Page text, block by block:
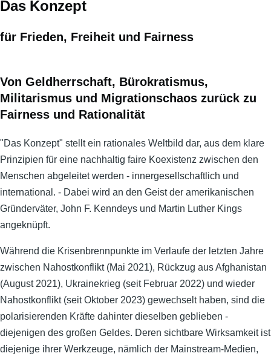
Das Konzept
für Frieden, Freiheit und Fairness
Von Geldherrschaft, Bürokratismus,
Militarismus und Migrationschaos zurück zu
Fairness und Rationalität
"Das Konzept" stellt ein rationales Weltbild dar, aus dem klare
Prinzipien für eine nachhaltig faire Koexistenz zwischen den
Menschen abgeleitet werden - innergesellschaftlich und
international. - Dabei wird an den Geist der amerikanischen
Gründerväter, John F. Kenndeys und Martin Luther Kings
angeknüpft.
Während die Krisenbrennpunkte im Verlaufe der letzten Jahre
zwischen Nahostkonflikt (Mai 2021), Rückzug aus Afghanistan
(August 2021), Ukrainekrieg (seit Februar 2022) und wieder
Nahostkonflikt (seit Oktober 2023) gewechselt haben, sind die
polarisierenden Kräfte dahinter dieselben geblieben -
diejenigen des großen Geldes. Deren sichtbare Wirksamkeit ist
diejenige ihrer Werkzeuge, nämlich der Mainstream-Medien,